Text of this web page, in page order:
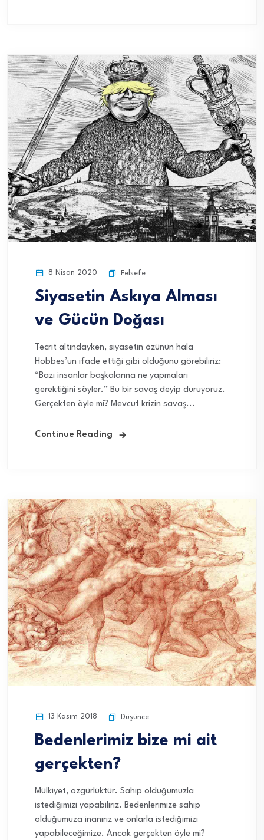
8 Nisan 2020 Felsefe
Siyasetin Askıya Alması
ve Gücün Doğası
Tecrit altındayken, siyasetin özünün hala
Hobbes’un ifade ettiği gibi olduğunu görebiliriz:
“Bazı insanlar başkalarına ne yapmaları
gerektiğini söyler.” Bu bir savaş deyip duruyoruz.
Gerçekten öyle mi? Mevcut krizin savaş...
Continue Reading
13 Kasım 2018 Düşünce
Bedenlerimiz bize mi ait
gerçekten?
Mülkiyet, özgürlüktür. Sahip olduğumuzla
istediğimizi yapabiliriz. Bedenlerimize sahip
olduğumuza inanırız ve onlarla istediğimizi
yapabileceğimize. Ancak gerçekten öyle mi?